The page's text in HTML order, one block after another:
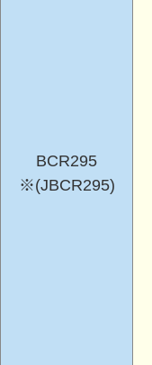
BCR295
※(JBCR295)